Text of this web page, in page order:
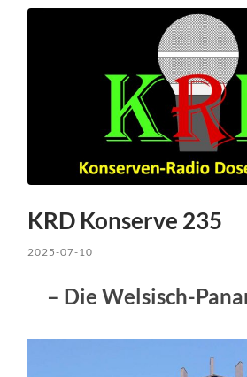
KRD Konserve 235
2025-07-10
– Die Welsisch-